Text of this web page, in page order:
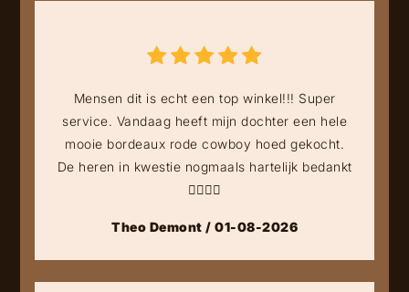
Mensen dit is echt een top winkel!!! Super
service. Vandaag heeft mijn dochter een hele
mooie bordeaux rode cowboy hoed gekocht.
De heren in kwestie nogmaals hartelijk bedankt
👍🏻👍🏻
Theo Demont / 01-08-2026